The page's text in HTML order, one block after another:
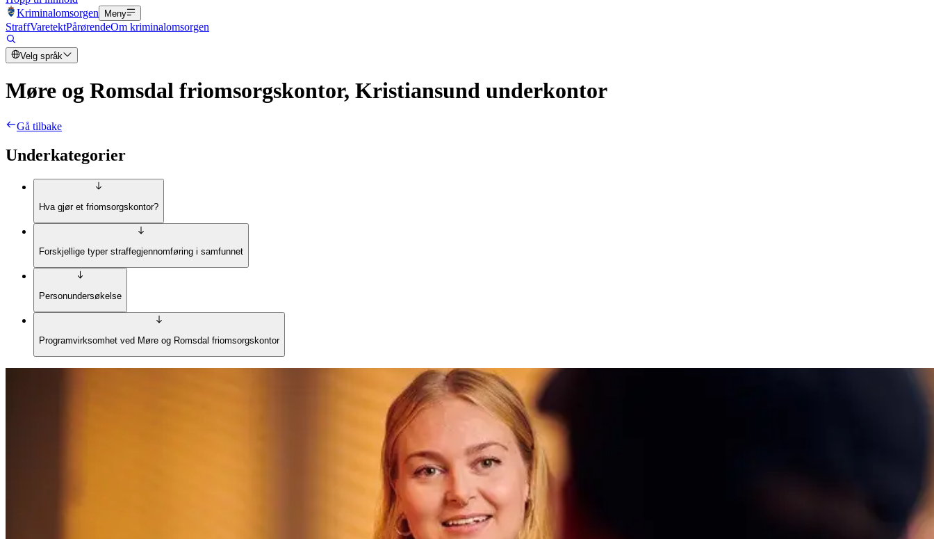
Kriminalomsorgen
Meny
StraffVaretektPårørendeOm kriminalomsorgen
Velg språk
Møre og Romsdal friomsorgskontor, Kristiansund underkontor
Gå tilbake
Underkategorier
Hva gjør et friomsorgskontor?
Forskjellige typer straffegjennomføring i samfunnet
Personundersøkelse
Programvirksomhet ved Møre og Romsdal friomsorgskontor